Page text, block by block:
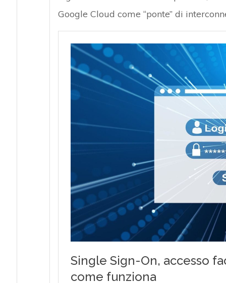
Google Cloud come “ponte” di